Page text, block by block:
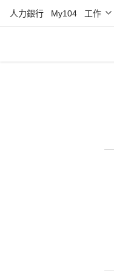
人力銀行 My104 工作